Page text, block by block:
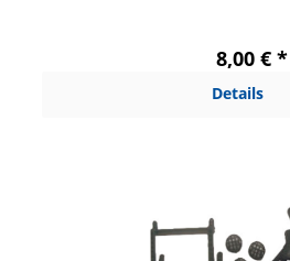
8,00 € *
Details